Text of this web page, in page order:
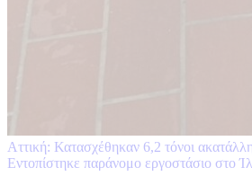
Αττική: Κατασχέθηκαν 6,2 τόνοι
Εντοπίστηκε παράνομο εργοστάσιο στο